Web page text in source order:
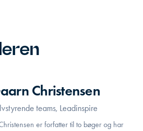
Christensen
teams, Leadinspire
er forfatter til to bøger og har